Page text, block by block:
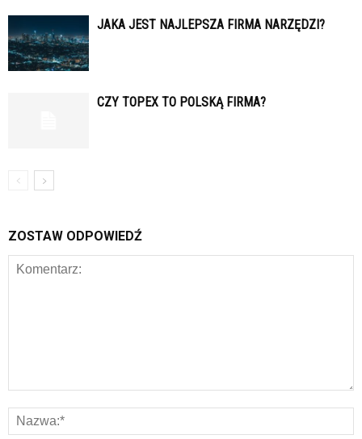
JAKA JEST NAJLEPSZA FIRMA NARZĘDZI?
CZY TOPEX TO POLSKĄ FIRMA?
ZOSTAW ODPOWIEDŹ